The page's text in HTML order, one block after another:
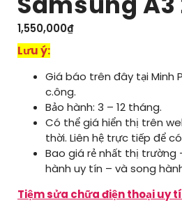
1,550,000₫
Lưu ý:
Giá báo trên đây tại Minh
c.ông.
Bảo hành: 3 – 12 tháng.
Có thể giá hiển thị trên
thời. Liên hệ trực tiếp để
Bao giá rẻ nhất thị trường
hành uy tín – và song
Tiệm sửa chữa điện thoại uy